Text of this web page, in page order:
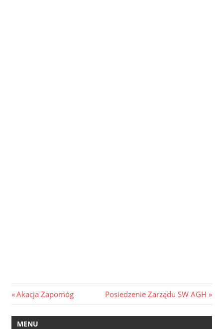
Nawigacja
wpisu
Previous
Post:
Akacja Zapomóg
Next
Post:
Posiedzenie Zarządu SW AGH
MENU